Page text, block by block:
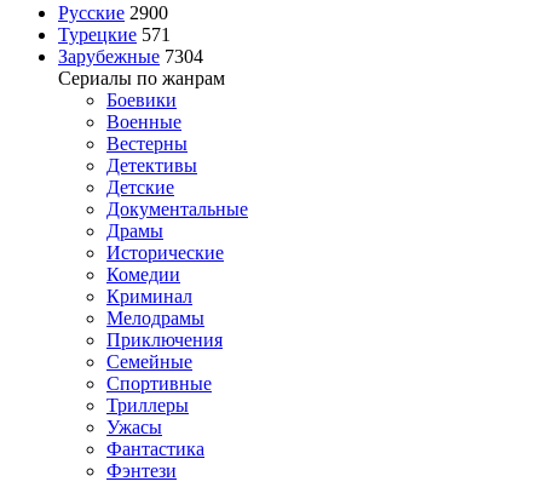
Русские 2900
Турецкие 571
Зарубежные 7304
Сериалы по жанрам
Боевики
Военные
Вестерны
Детективы
Детские
Документальные
Драмы
Исторические
Комедии
Криминал
Мелодрамы
Приключения
Семейные
Спортивные
Триллеры
Ужасы
Фантастика
Фэнтези